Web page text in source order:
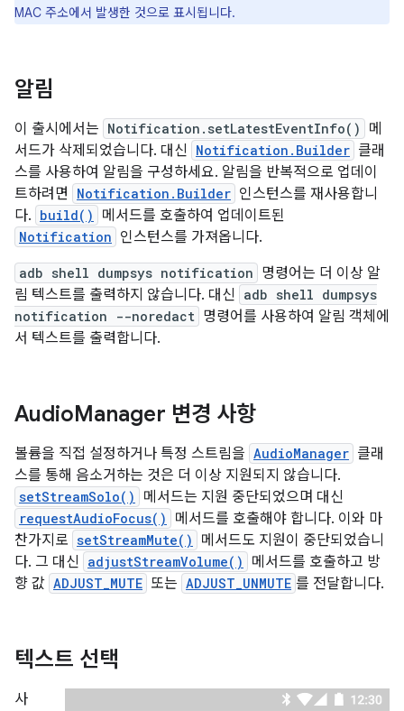
MAC 주소에서 발생한 것으로 표시됩니다.
알림
이 출시에서는 Notification.setLatestEventInfo()
메
서드가 삭제되었습니다. 대신 Notification.Builder 클래
스를 사용하여 알림을 구성하세요. 알림을 반복적으로 업데이
트하려면
Notification.Builder 인스턴스를 재사용합니
다. build() 메서드를 호출하여 업데이트된
Notification 인스턴스를 가져옵니다.
adb shell dumpsys notification 명령어는 더 이상 알
림 텍스트를 출력하지 않습니다. 대신 adb shell dumpsys
notification --noredact 명령어를 사용하여 알림 객체에
서 텍스트를 출력합니다.
AudioManager 변경 사항
볼륨을 직접 설정하거나 특정 스트림을 AudioManager 클래
스를 통해 음소거하는 것은 더 이상 지원되지 않습니다.
setStreamSolo() 메서드는 지원 중단되었으며 대신
requestAudioFocus()
메서드를 호출해야 합니다. 이와 마
찬가지로 setStreamMute()
메서드도 지원이 중단되었습니
다. 그 대신 adjustStreamVolume()
메서드를 호출하고 방
향 값 ADJUST_MUTE 또는 ADJUST_UNMUTE 를 전달합니다.
텍스트 선택
사